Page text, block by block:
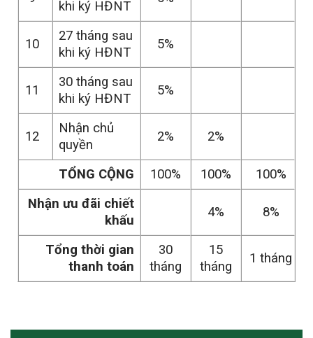
khi ký HĐNT
10
27 tháng sau
khi ký HĐNT
5%
11
30 tháng sau
khi ký HĐNT
5%
12
Nhận chủ
quyền
2% 2%
TỔNG CỘNG 100% 100%
100%
Nhận ưu đãi chiết
khấu
4% 8%
Tổng thời gian
thanh toán
30
tháng
15
tháng
1 tháng